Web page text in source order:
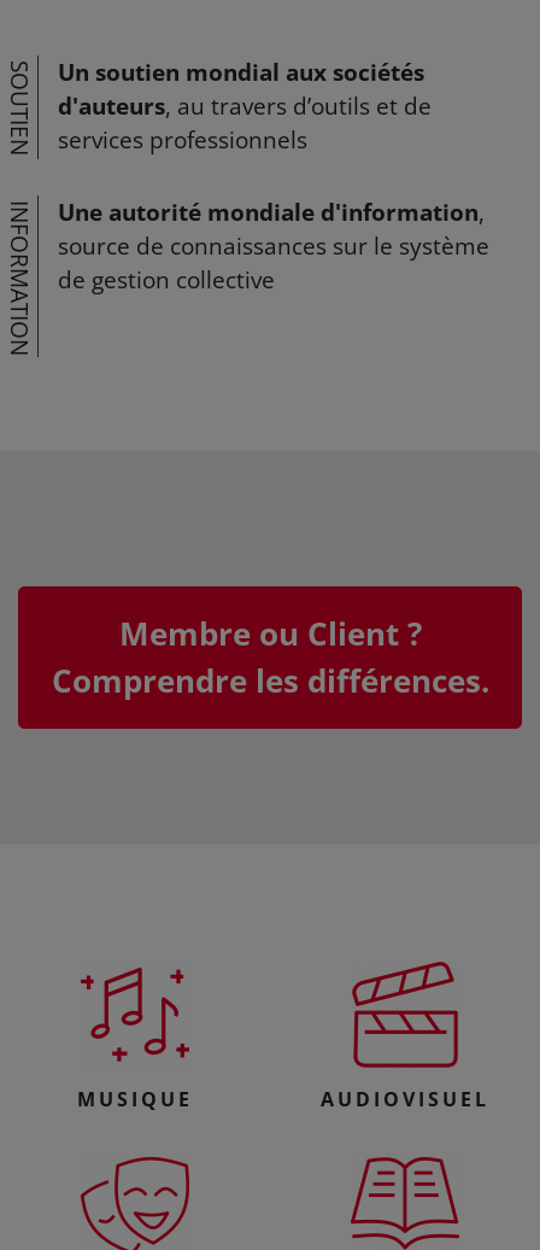
SOUTIEN
Un soutien mondial aux sociétés
d'auteurs, au travers d’outils et de
services professionnels
INFORMATION Une autorité mondiale d'information,
source de connaissances sur le système
de gestion collective
Membre ou Client ?
Comprendre les différences.
MUSIQUE AUDIOVISUEL